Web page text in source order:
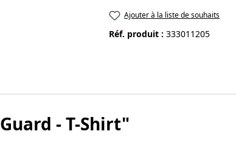
Ajouter à la liste de souhaits
Réf. produit : 333011205
- T-Shirt"